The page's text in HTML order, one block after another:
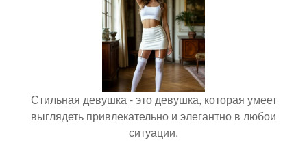
Стильная девушка - это девушка, которая умеет
выглядеть привлекательно и элегантно в любои
ситуации.